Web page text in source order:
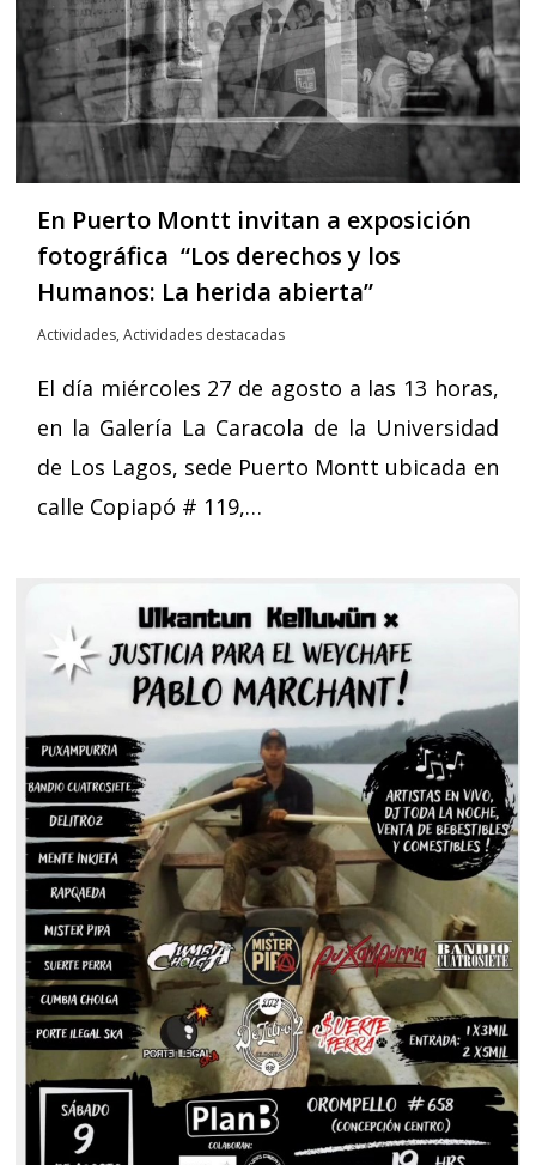
En Puerto Montt invitan a exposición
fotográfica “Los derechos y los
Humanos: La herida abierta”
Actividades,Actividades destacadas
El día miércoles 27 de agosto a las 13 horas,
en la Galería La Caracola de la Universidad
de Los Lagos, sede Puerto Montt ubicada en
calle Copiapó # 119,…